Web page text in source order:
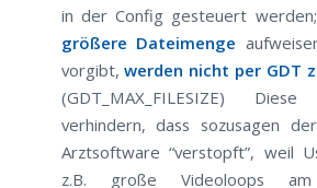
in der Config gesteuert
größere Dateimenge
vorgibt,werden nicht per GDT
(GDT_MAX_FILESIZE)
verhindern, dass sozusagen
Arztsoftware “verstopft”, weil
z.B. große Videoloops am